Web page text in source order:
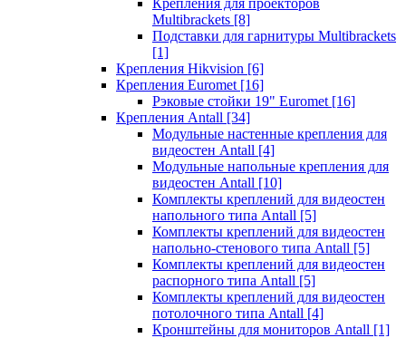
Крепления для проекторов
Multibrackets [8]
Подставки для гарнитуры Multibrackets
[1]
Крепления Hikvision [6]
Крепления Euromet [16]
Рэковые стойки 19" Euromet [16]
Крепления Antall [34]
Модульные настенные крепления для
видеостен Antall [4]
Модульные напольные крепления для
видеостен Antall [10]
Комплекты креплений для видеостен
напольного типа Antall [5]
Комплекты креплений для видеостен
напольно-стенового типа Antall [5]
Комплекты креплений для видеостен
распорного типа Antall [5]
Комплекты креплений для видеостен
потолочного типа Antall [4]
Кронштейны для мониторов Antall [1]